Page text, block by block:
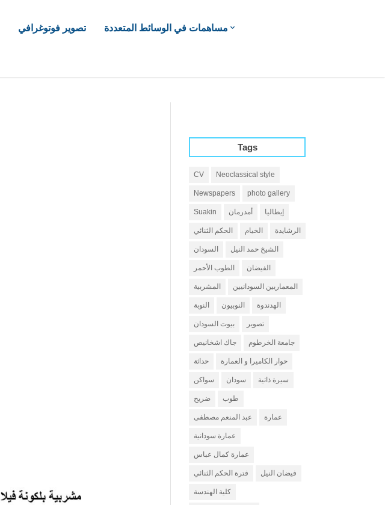
تصوير فوتوغرافي
مساهمات في الوسائط المتعددة
Tags
CV Neoclassical style
Newspapers photo gallery
Suakin أمدرمان إيطاليا
الحكم الثنائي الخيام الرشايدة
السودان الشيخ حمد النيل
الطوب الأحمر الفيضان
المشربية المعماريين السودانيين
النوبة النوبيون الهدندوة
بيوت السودان تصوير
جاك اشخانيص جامعة الخرطوم
حداثة حوار الكاميرا و العمارة
سواكن سودان سيرة ذاتية
ضريح طوب
عبد المنعم مصطفى عمارة
عمارة سودانية
عمارة كمال عباس
فترة الحكم الثنائي فيضان النيل
كلية الهندسة